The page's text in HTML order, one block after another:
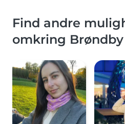
Find andre
omkring